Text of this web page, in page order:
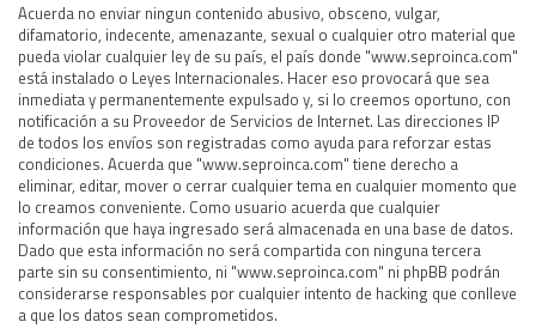
Acuerda no enviar ningun contenido abusivo, obsceno, vulgar,
difamatorio, indecente, amenazante, sexual o cualquier otro material que
pueda violar cualquier ley de su país, el país donde "www.seproinca.com"
está instalado o Leyes Internacionales. Hacer eso provocará que sea
inmediata y permanentemente expulsado y, si lo creemos oportuno, con
notificación a su Proveedor de Servicios de Internet. Las direcciones IP
de todos los envíos son registradas como ayuda para reforzar estas
condiciones. Acuerda que "www.seproinca.com" tiene derecho a
eliminar, editar, mover o cerrar cualquier tema en cualquier momento que
lo creamos conveniente. Como usuario acuerda que cualquier
información que haya ingresado será almacenada en una base de datos.
Dado que esta información no será compartida con ninguna tercera
parte sin su consentimiento, ni "www.seproinca.com" ni phpBB podrán
considerarse responsables por cualquier intento de hacking que conlleve
a que los datos sean comprometidos.